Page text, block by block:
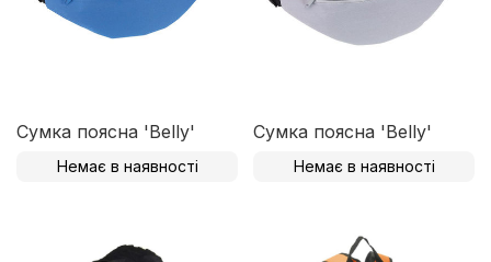
Сумка поясна 'Belly'
Немає в наявності
Сумка поясна 'Belly'
Немає в наявності